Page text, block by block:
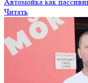
Читать